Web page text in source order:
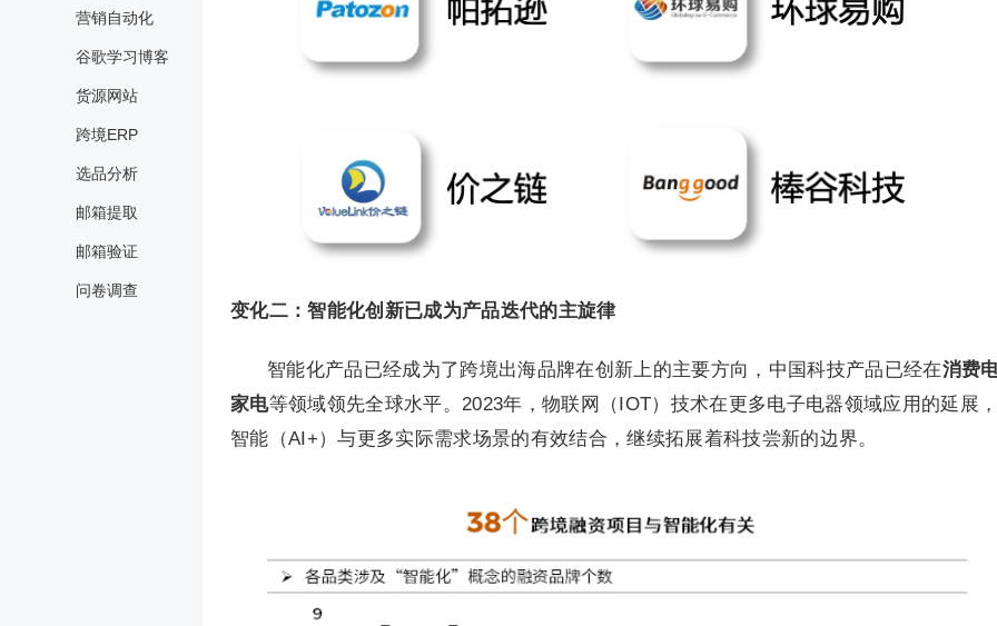
营销自动化
谷歌学习博客
货源网站
跨境ERP
选品分析
邮箱提取
邮箱验证
问卷调查
变化二：智能化创新已成为产品迭代的主旋律
智能化产品已经成为了跨境出海品牌在创新上的主要方向，中国科技产品已经在消费
家电等领域领先全球水平。2023年，物联网（IOT）技术在更多电子电器领域应用的延展
智能（AI+）与更多实际需求场景的有效结合，继续拓展着科技尝新的边界。